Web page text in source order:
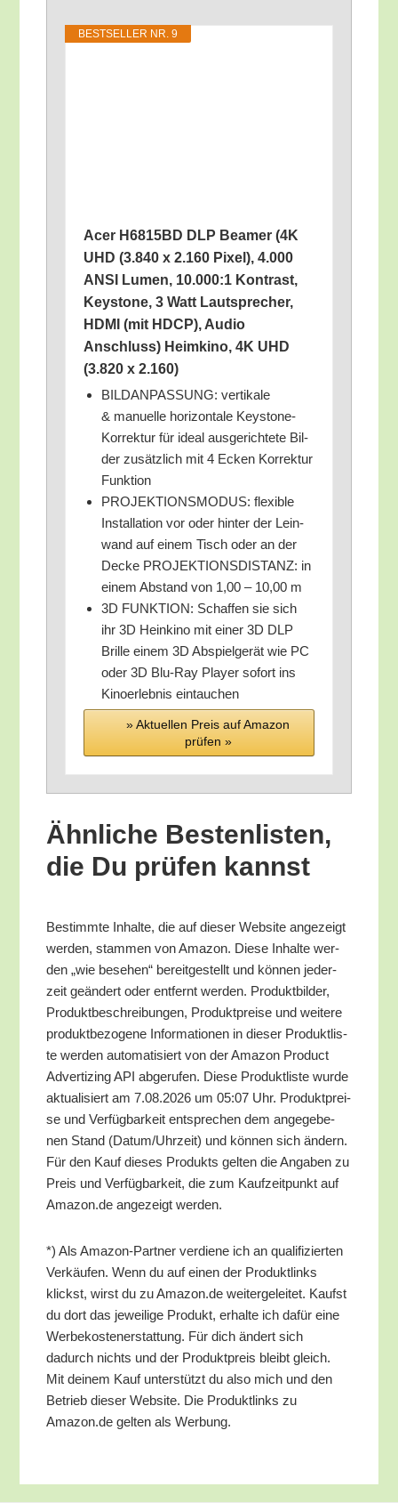
BEST­SEL­LER NR. 9
Acer H6815BD DLP Bea­mer (4K
UHD (3.840 x 2.160 Pixel), 4.000
ANSI Lumen, 10.000:1 Kon­trast,
Key­stone, 3 Watt Laut­spre­cher,
HDMI (mit HDCP), Audio
Anschluss) Heim­ki­no, 4K UHD
(3.820 x 2.160)
BILDANPASSUNG: ver­ti­ka­le
& manu­el­le hori­zon­ta­le Key­stone-
Kor­rek­tur für ide­al aus­ge­rich­te­te Bil­
der zusätz­lich mit 4 Ecken Kor­rek­tur
Funktion
PROJEKTIONSMODUS: fle­xi­ble
Instal­la­ti­on vor oder hin­ter der Lein­
wand auf einem Tisch oder an der
Decke PROJEKTIONSDISTANZ: in
einem Abstand von 1,00 – 10,00 m
3D FUNKTION: Schaf­fen sie sich
ihr 3D Hein­ki­no mit einer 3D DLP
Bril­le einem 3D Abspiel­ge­rät wie PC
oder 3D Blu-Ray Play­er sofort ins
Kino­er­leb­nis eintauchen
» Aktu­el­len Preis auf Ama­zon
prü­fen »
Ähn­li­che Bes­ten­lis­ten,
die Du prü­fen kannst
Bestimm­te Inhal­te, die auf die­ser Web­site ange­zeigt
wer­den, stam­men von Ama­zon. Die­se Inhal­te wer­
den „wie bese­hen“ bereit­ge­stellt und kön­nen jeder­
zeit geän­dert oder ent­fernt wer­den. Pro­dukt­bil­der,
Pro­dukt­be­schrei­bun­gen, Pro­dukt­prei­se und wei­te­re
pro­dukt­be­zo­ge­ne Infor­ma­tio­nen in die­ser Pro­dukt­lis­
te wer­den auto­ma­ti­siert von der Ama­zon Pro­duct
Adver­tiz­ing API abge­ru­fen. Die­se Pro­dukt­lis­te wur­de
aktua­li­siert am 7.08.2026 um 05:07 Uhr. Pro­dukt­prei­
se und Ver­füg­bar­keit ent­spre­chen dem ange­ge­be­
nen Stand (Datum/​Uhrzeit) und kön­nen sich ändern.
Für den Kauf die­ses Pro­dukts gel­ten die Anga­ben zu
Preis und Ver­füg­bar­keit, die zum Kauf­zeit­punkt auf
Amazon.de ange­zeigt werden.
*) Als Ama­zon-Part­ner ver­die­ne ich an qua­li­fi­zier­ten
Ver­käu­fen. Wenn du auf einen der Pro­dukt­links
klickst, wirst du zu Amazon.de wei­ter­ge­lei­tet. Kaufst
du dort das jewei­li­ge Pro­dukt, erhal­te ich dafür eine
Wer­be­kos­ten­er­stat­tung. Für dich ändert sich
dadurch nichts und der Pro­dukt­preis bleibt gleich.
Mit dei­nem Kauf unter­stützt du also mich und den
Betrieb die­ser Web­site. Die Pro­dukt­links zu
Amazon.de gel­ten als Werbung.